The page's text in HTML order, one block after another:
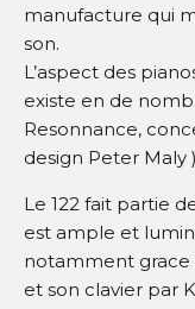
manufacture qui
son.
L’aspect des
existe en de
Resonnance,
design Peter Maly )
Le 122 fait partie
est ample et
notamment grace
et son clavier par